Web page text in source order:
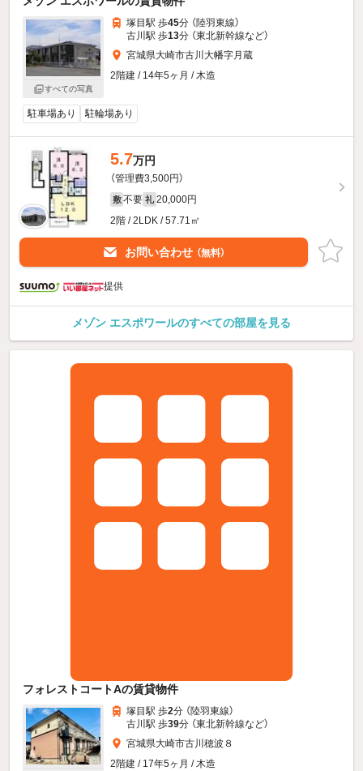
すべての写真
塚目駅 歩45分 （陸羽東線）
古川駅 歩13分 （東北新幹線など）
宮城県大崎市古川大幡字月蔵
2階建 / 14年5ヶ月 / 木造
駐車場あり 駐輪場あり
5.7万円
（管理費3,500円）
敷 不要 礼 20,000円
2階 / 2LDK / 57.71㎡
お問い合わせ （無料）
提供
メゾン エスポワールのすべての部屋を見る
フォレストコートAの賃貸物件
塚目駅 歩2分 （陸羽東線）
古川駅 歩39分 （東北新幹線など）
宮城県大崎市古川穂波８
2階建 / 17年5ヶ月 / 木造